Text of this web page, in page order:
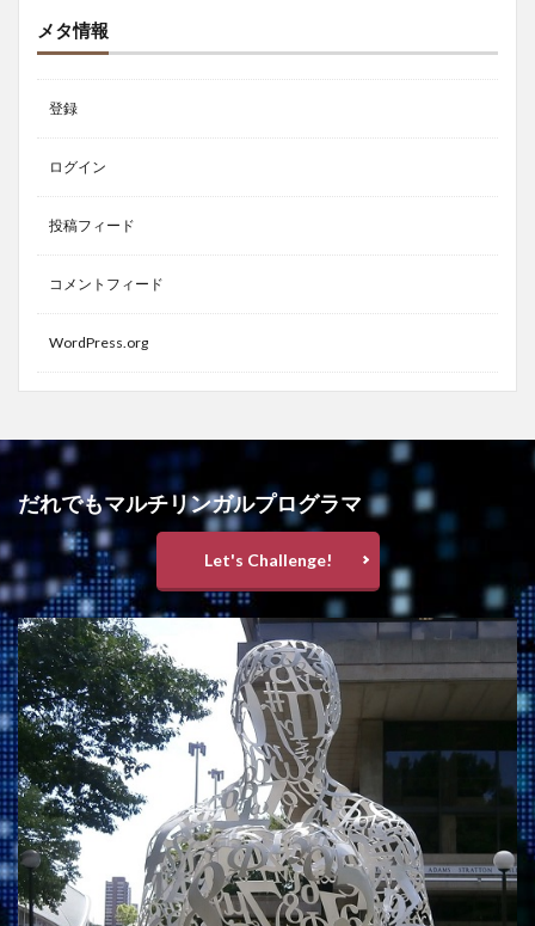
メタ情報
登録
ログイン
投稿フィード
コメントフィード
WordPress.org
だれでもマルチリンガルプログラマ
Let's Challenge!